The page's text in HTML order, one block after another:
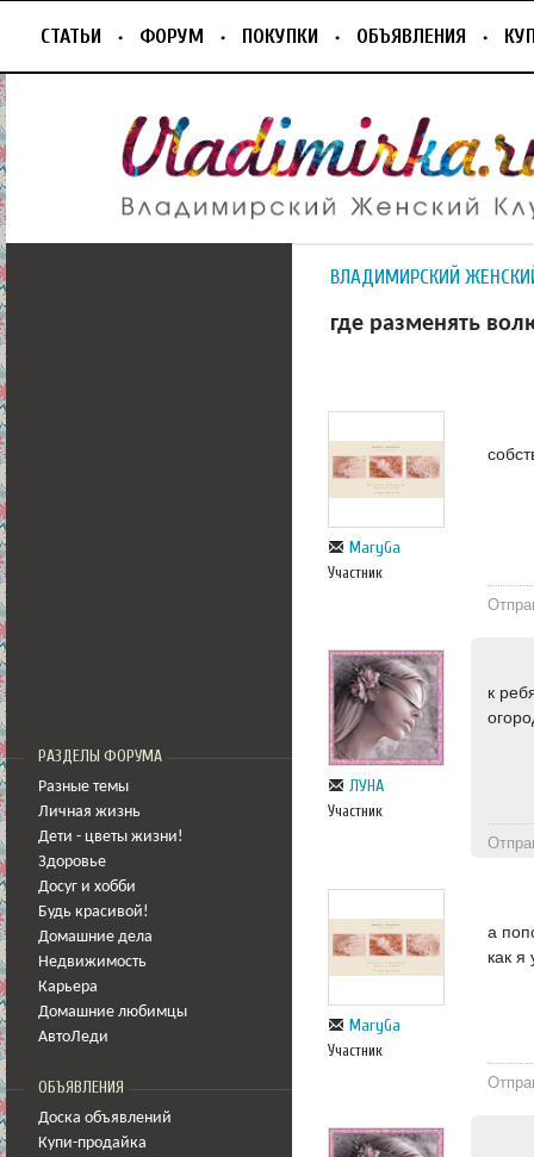
СТАТЬИ ФОРУМ ПОКУПКИ ОБЪЯВЛЕНИЯ
РАЗДЕЛЫ ФОРУМА
Разные темы
Личная жизнь
Дети - цветы жизни!
Здоровье
Досуг и хобби
Будь красивой!
Домашние дела
Недвижимость
Карьера
Домашние любимцы
АвтоЛеди
ОБЪЯВЛЕНИЯ
Доска объявлений
Купи-продайка
ВЛАДИМИРСКИЙ
где разменять
MaryGa
Участник
ЛУНА
Участник
к
MaryGa
Участник
а
как я